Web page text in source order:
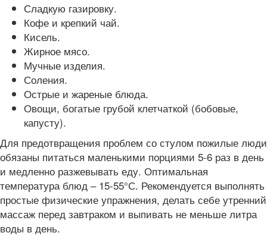
Сладкую газировку.
Кофе и крепкий чай.
Кисель.
Жирное мясо.
Мучные изделия.
Соления.
Острые и жареные блюда.
Овощи, богатые грубой клетчаткой (бобовые,
капусту).
Для предотвращения проблем со стулом пожилые люди
обязаны питаться маленькими порциями 5-6 раз в день
и медленно разжевывать еду. Оптимальная
температура блюд – 15-55°С. Рекомендуется выполнять
простые физические упражнения, делать себе утренний
массаж перед завтраком и выпивать не меньше литра
воды в день.